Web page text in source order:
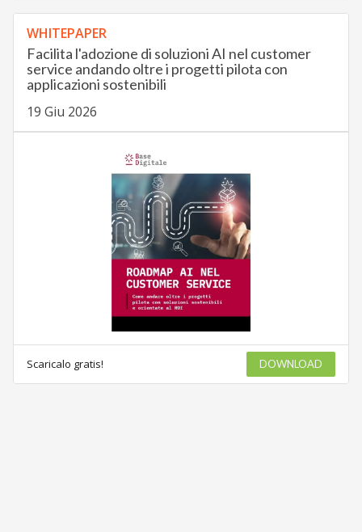
WHITEPAPER
Facilita l'adozione di soluzioni AI nel customer
service andando oltre i progetti pilota con
applicazioni sostenibili
19 Giu 2026
Scaricalo gratis! DOWNLOAD